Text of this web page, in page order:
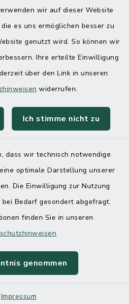
wir auf dieser Website
es uns ermöglichen besser zu
genutzt wird. So können wir
Ihre erteilte Einwilligung
über den Link in unseren
widerrufen.
Ich stimme nicht zu
dass wir technisch notwendige
optimale Darstellung unserer
Die Einwilligung zur Nutzung
Bedarf gesondert abgefragt.
finden Sie in unseren
.
genommen
Impressum
Kontakt
Einstellungen